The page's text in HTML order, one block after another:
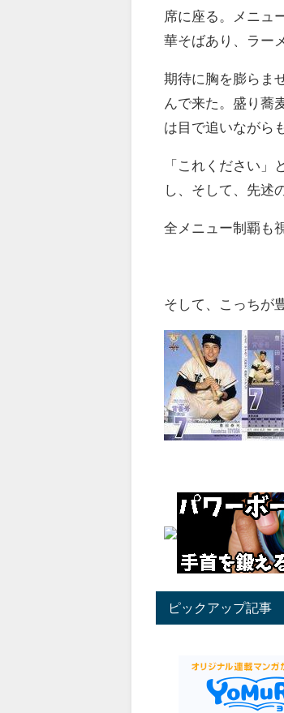
席に座る。メニュ
華そばあり、ラー
期待に胸を膨らま
んで来た。盛り蕎
は目で追いながら
「これください」
し、そして、先述
全メニュー制覇も
そして、こっちが
ピックアップ記事